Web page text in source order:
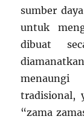
sumber
untuk
dibuat
menaungi
tradisional,
“zama